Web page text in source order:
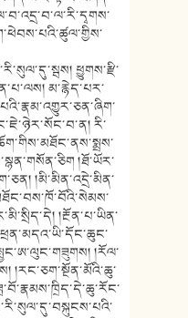
ཕྱུགས་རྫི་
མ་རྙེད་པར་
རི་
།ཐོ་ཡོར་
།མི་མིན་འདྲེ་མིན་
།རྔོན་པ་ཡིན་
།རོལ་
།རང་ཅག་སྔོན་མོའི་ཆུ་